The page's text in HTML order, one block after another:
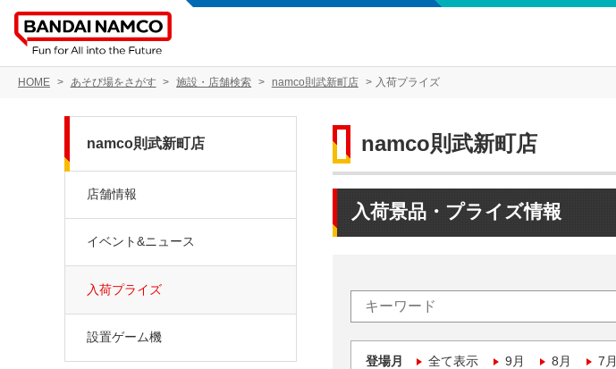
HOME あそび場をさがす 施設・店舗検索 namco則武新町店 入荷プライズ
namco則武新町店
入荷景品・プライズ情報
登場月 全て表示 9月 8月 7月
namco則武新町店
店舗情報
イベント&ニュース
入荷プライズ
設置ゲーム機